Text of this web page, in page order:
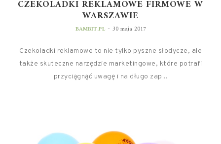
CZEKOLADKI REKLAMOWE FIRMOWE W
WARSZAWIE
BAMBIT.PL - 30 maja 2017
Czekoladki reklamowe to nie tylko pyszne słodycze, ale
także skuteczne narzędzie marketingowe, które potrafi
przyciągnąć uwagę i na długo zap...